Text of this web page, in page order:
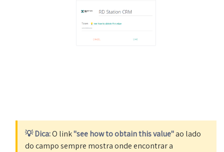
💡 Dica:O link"see how to obtain this value"ao lado
do campo sempre mostra onde encontrar a